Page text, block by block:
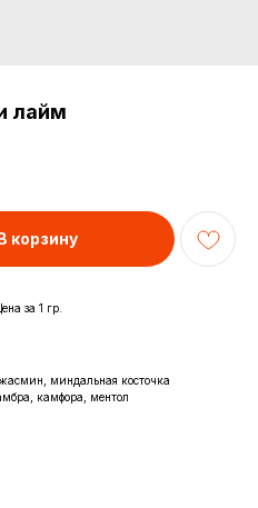
лайм
корзину
за 1 гр.
миндальная косточка
камфора, ментол